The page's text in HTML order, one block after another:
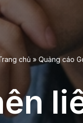
chủ » Quảng cáo